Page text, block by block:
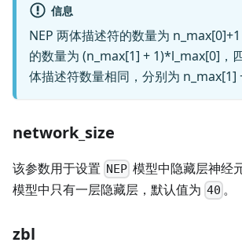
信息
NEP 两体描述符的数量为
的数量为 (n_max[1] + 1)*l_max[0]，
体描述符数量相同，分别为 n_max[1] +
network_size
该参数用于设置 NEP 模型中隐藏层神经
模型中只有一层隐藏层，默认值为 40 。
zbl